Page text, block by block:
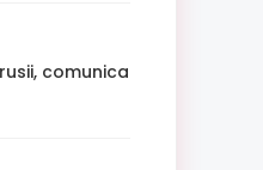
comunica